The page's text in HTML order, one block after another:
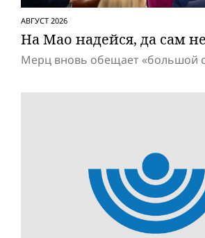
АВГУСТ 2026
На Мао надейся, да сам
Мерц вновь обещает «большой